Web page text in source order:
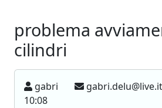
problema
cilindri
gabri gabri.delu@live.it
10:08